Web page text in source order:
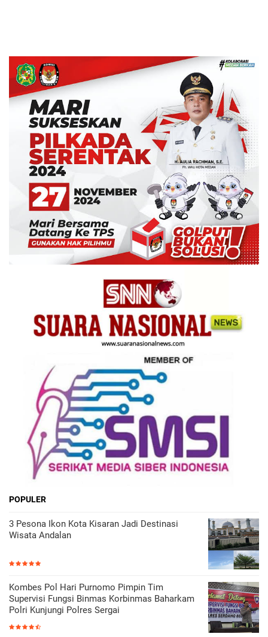
POPULER
3 Pesona Ikon Kota Kisaran Jadi Destinasi
Wisata Andalan
Kombes Pol Hari Purnomo Pimpin Tim
Supervisi Fungsi Binmas Korbinmas Baharkam
Polri Kunjungi Polres Sergai